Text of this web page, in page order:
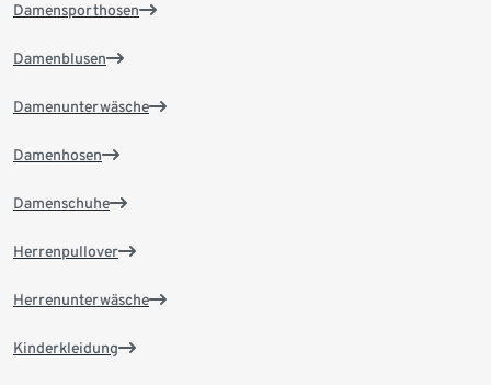
Damensporthosen
Damenblusen
Damenunterwäsche
Damenhosen
Damenschuhe
Herrenpullover
Herrenunterwäsche
Kinderkleidung